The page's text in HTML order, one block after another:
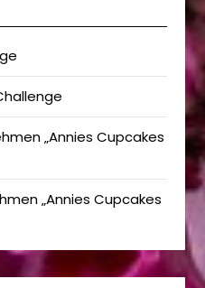
„Annies Cupcakes
„Annies Cupcakes